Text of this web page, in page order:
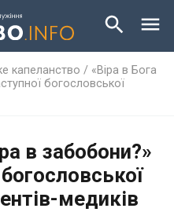
капеланство / «Віра в Бога
богословської
в забобони?»
медиків